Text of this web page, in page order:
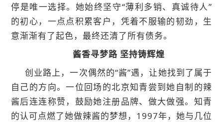
停是唯一选择。她始终坚守“薄利多销、真诚待人”
的初心，一点点积累客户，凭着不服输的韧劲，生
意渐渐有了起色，最终还清了所有债务。
酱香寻梦路 坚持铸辉煌
创业路上，一次偶然的“酱”遇，让她找到了属于
自己的方向。一位回场的北京知青尝到她自制的辣
酱后连连称赞，鼓励她注册品牌、做大做强。知青
的认可点燃了她做辣酱的梦想，1997年，她与几位